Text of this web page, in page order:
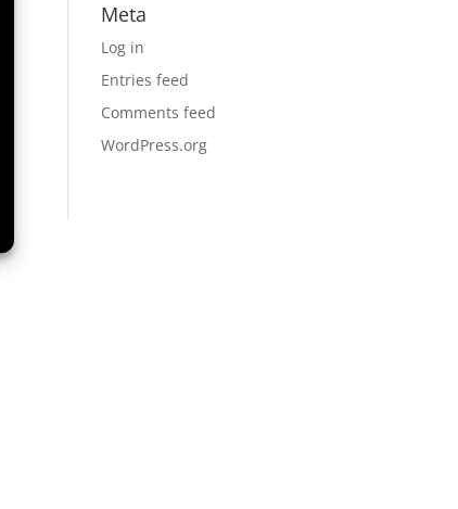
Meta
Log in
Entries feed
Comments feed
WordPress.org